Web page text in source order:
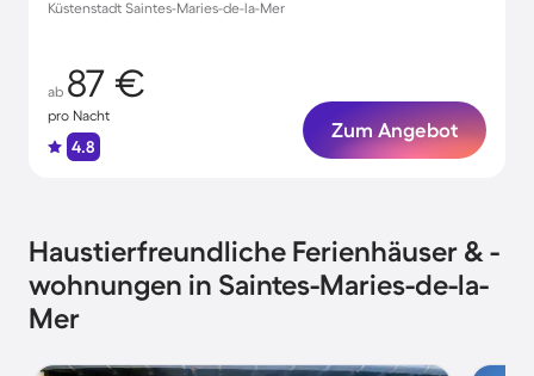
Küstenstadt Saintes-Maries-de-la-Mer
ab 87 €
pro Nacht
4.8
Zum Angebot
Haustierfreundliche Ferienhäuser & -
wohnungen in Saintes-Maries-de-la-
Mer